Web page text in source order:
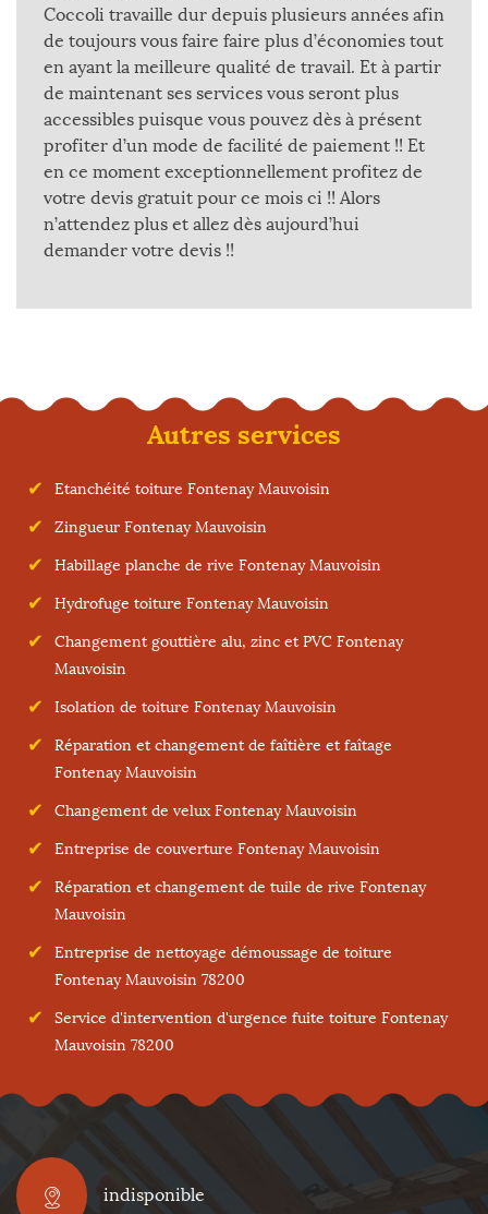
Coccoli travaille dur depuis plusieurs années afin
de toujours vous faire faire plus d’économies tout
en ayant la meilleure qualité de travail. Et à partir
de maintenant ses services vous seront plus
accessibles puisque vous pouvez dès à présent
profiter d’un mode de facilité de paiement !! Et
en ce moment exceptionnellement profitez de
votre devis gratuit pour ce mois ci !! Alors
n’attendez plus et allez dès aujourd’hui
demander votre devis !!
Autres services
Etanchéité toiture Fontenay Mauvoisin
Zingueur Fontenay Mauvoisin
Habillage planche de rive Fontenay Mauvoisin
Hydrofuge toiture Fontenay Mauvoisin
Changement gouttière alu, zinc et PVC Fontenay
Mauvoisin
Isolation de toiture Fontenay Mauvoisin
Réparation et changement de faîtière et faîtage
Fontenay Mauvoisin
Changement de velux Fontenay Mauvoisin
Entreprise de couverture Fontenay Mauvoisin
Réparation et changement de tuile de rive Fontenay
Mauvoisin
Entreprise de nettoyage démoussage de toiture
Fontenay Mauvoisin 78200
Service d'intervention d'urgence fuite toiture Fontenay
Mauvoisin 78200
indisponible